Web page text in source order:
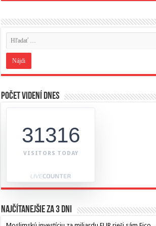
Počet videní dnes
31316
VISITORS TODAY
Najčítanejšie za 3 dni